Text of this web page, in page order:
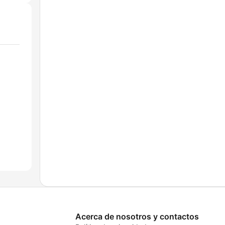
Acerca de nosotros y contactos